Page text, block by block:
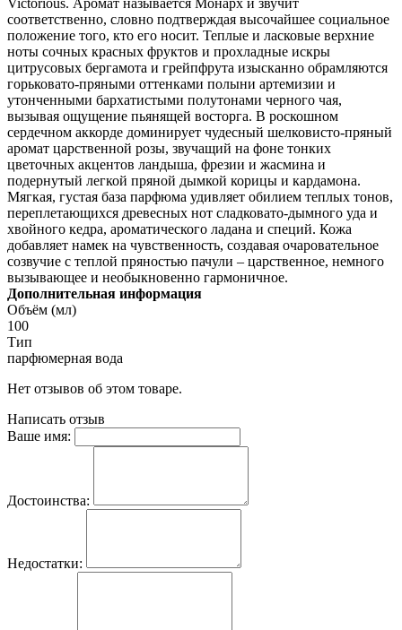
соответственно, словно подтверждая высочайшее социальное
положение того, кто его носит. Теплые и ласковые верхние
ноты сочных красных фруктов и прохладные искры
цитрусовых бергамота и грейпфрута изысканно обрамляются
горьковато-пряными оттенками полыни артемизии и
утонченными бархатистыми полутонами черного чая,
вызывая ощущение пьянящей восторга. В роскошном
сердечном аккорде доминирует чудесный шелковисто-пряный
аромат царственной розы, звучащий на фоне тонких
цветочных акцентов ландыша, фрезии и жасмина и
подернутый легкой пряной дымкой корицы и кардамона.
Мягкая, густая база парфюма удивляет обилием теплых тонов,
переплетающихся древесных нот сладковато-дымного уда и
хвойного кедра, ароматического ладана и специй. Кожа
добавляет намек на чувственность, создавая очаровательное
созвучие с теплой пряностью пачули – царственное, немного
вызывающее и необыкновенно гармоничное.
Дополнительная информация
Объём (мл)
100
Тип
парфюмерная вода
Нет отзывов об этом товаре.
Написать отзыв
Ваше имя:
Достоинства:
Недостатки: